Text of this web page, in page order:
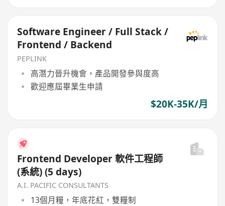
Software Engineer / Full Stack /
Frontend / Backend
PEPLINK
高潛力晉升機會，產品開發參與度高
歡迎應屆畢業生申請
$20K-35K/月
Frontend Developer 軟件工程師
(系統) (5 days)
A.I. PACIFIC CONSULTANTS
13個月糧，年底花紅，雙糧制